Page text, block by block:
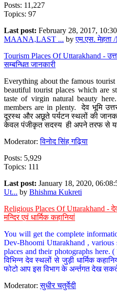
Posts: 11,227
Topics: 97
Last post: February 28, 2017,
MAANA,LAST ... byएम.एस. मेहता
Tourism Places Of Uttarakhand -
सम्बन्धित जानकारी
Everything about the famous
beautiful tourist places which are
taste of virgin natural beauty
members are in plenty. देव भूमि
दूरस्थ और अछूते पर्यटन स्थलों की
केवल पंजीकृत सदस्य ही अपने तरफ से
Moderator:विनोद सिंह गढ़िया
Posts: 5,929
Topics: 111
Last post: January 18, 2020,
Ut... by Bhishma Kukreti
Religious Places Of Uttarakhand -
मन्दिर एवं धार्मिक कहानियां
You will get the complete
Dev-Bhoomi Uttarakhand , various
places and their photographs here.
विभिन्न देव स्थलों से जुड़ी धार्मिक
फोटो आप इस विभाग के अर्न्तगत देख
Moderator:सुधीर चतुर्वेदी